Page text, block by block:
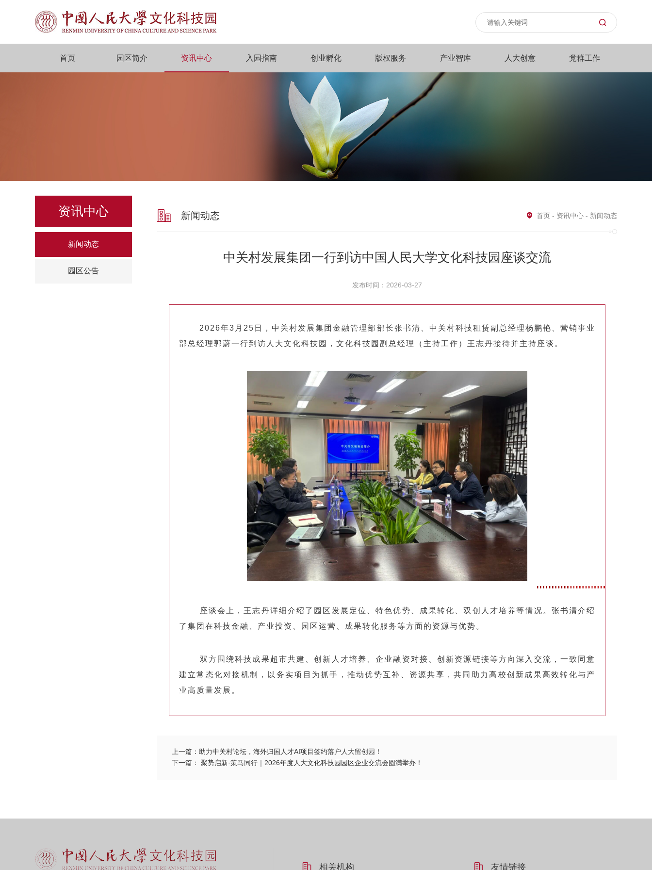
首页 园区简介 资讯中心 入园指南 创业孵化 版权服务 产业智库 人大创意 党群工作
资讯中心
新闻动态
园区公告
新闻动态 首页 - 资讯中心 - 新闻动态
中关村发展集团一行到访中国人民大学文化科技园座谈交流
发布时间：2026-03-27
2026年3月25日，中关村发展集团金融管理部部长张书清、 中关村科技租赁副总经理杨鹏艳、营销事业
部总经理郭蔚一行到访人大文化科技园，文化科技园副总经理（主持工作）王志丹接待并主持座谈。
座谈会上，王志丹详细介绍了园区发展定位、特色优势、成果转化、双创人才培养等情况。张书清介绍
了集团在科技金融、产业投资、园区运营、成果转化服务等方面的资源与优势。
双方围绕科技成果超市共建、创新人才培养、企业融资对接、创新资源链接等方向深入交流，一致同意
建立常态化对接机制，以务实项目为抓手，推动优势互补、资源共享，共同助力高校创新成果高效转化与产
业高质量发展。
上一篇：助力中关村论坛，海外归国人才AI项目签约落户人大留创园！
下一篇： 聚势启新·策马同行｜2026年度人大文化科技园园区企业交流会圆满举办！
相关机构 友情链接